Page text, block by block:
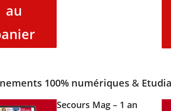
au
100% numériques &
Secours Mag – 1 an